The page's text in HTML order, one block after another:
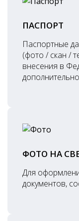
ПАСПОРТ
Паспортные
(фото / скан /
внесения в
ФОТО НА
Для
документов,